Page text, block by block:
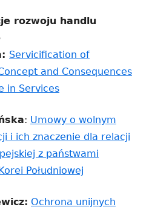
się
nowym
oknie
rozwoju handlu
Servicification of
and Consequences
in Services
: Umowy o wolnym
i ich znaczenie dla relacji
z państwami
Południowej
Ochrona unijnych